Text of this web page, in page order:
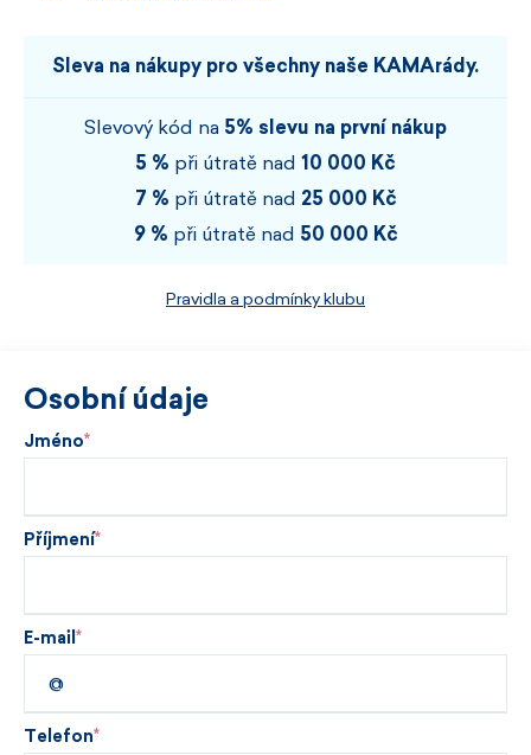
Sleva na nákupy pro všechny naše KAMArády.
Slevový kód na 5% slevu na první nákup
5 % při útratě nad 10 000 Kč
7 % při útratě nad 25 000 Kč
9 % při útratě nad 50 000 Kč
Pravidla a podmínky klubu
Osobní údaje
Jméno
Příjmení
E-mail
Telefon